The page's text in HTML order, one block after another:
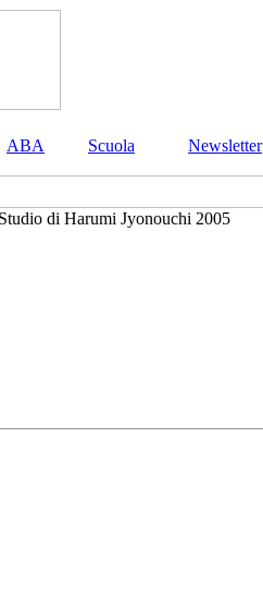
ABA Scuola Newsletter
Studio di Harumi Jyonouchi 2005